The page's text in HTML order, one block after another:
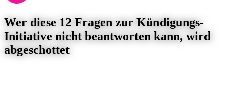
Wer diese 12 Fragen zur Kündigungs-
Initiative nicht beantworten kann, wird
abgeschottet